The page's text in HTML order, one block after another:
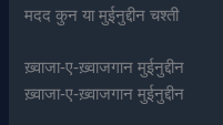
मदद कुन या मुईनुद्दीन चश्ती
ख़्वाजा-ए-ख़्वाजगान मुईनुद्दीन
ख़्वाजा-ए-ख़्वाजगान मुईनुद्दीन